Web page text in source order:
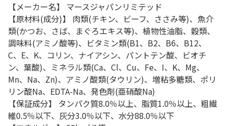
【メーカー名】 マースジャパンリミテッド
【原材料(成分)】 肉類(チキン、ビーフ、ささみ等)、魚介
類(かつお、さば、まぐろエキス等)、植物性油脂、穀類、
調味料(アミノ酸等)、ビタミン類(B1、B2、B6、B12、
C、E、K、コリン、ナイアシン、パントテン酸、ビオチ
ン、葉酸)、ミネラル類(Ca、Cl、Cu、Fe、I、K、Mg、
Mn、Na、Zn)、アミノ酸類(タウリン)、増粘多糖類、ポリ
リン酸Na、EDTA-Na、発色剤(亜硝酸Na)
【保証成分】 タンパク質8.0％以上、脂質1.0％以上、粗繊
維0.5％以下、灰分3.0％以下、水分88.0％以下